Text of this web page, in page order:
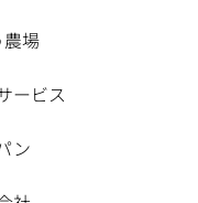
場
ービス
ン